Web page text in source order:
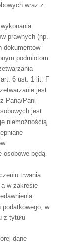
wraz z
wykonania
prawnych (np.
dokumentów
podmiotom
art. 6 ust. 1 lit.
F
jest
z Pana/Pani
jest
niemożnością
osobowe będą
trwania
a w zakresie
podatkowego, w
z tytułu
dane